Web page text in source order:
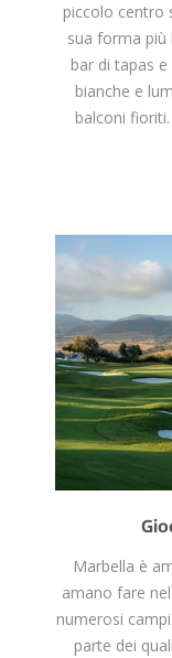
piccolo centro
sua forma più
bar di tapas
bianche e
balconi
Marbella è
amano fare
numerosi
parte dei